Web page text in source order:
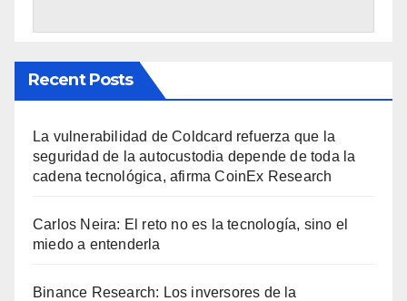
Recent Posts
La vulnerabilidad de Coldcard refuerza que la
seguridad de la autocustodia depende de toda la
cadena tecnológica, afirma CoinEx Research
Carlos Neira: El reto no es la tecnología, sino el
miedo a entenderla
Binance Research: Los inversores de la